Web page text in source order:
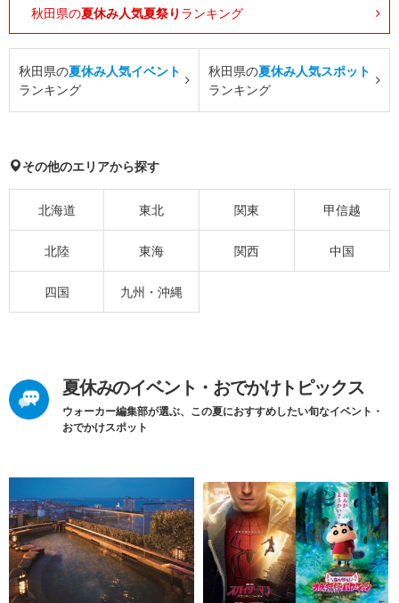
秋田県の夏休み人気夏祭り ランキング
秋田県の夏休み人気イベント
ランキング
秋田県の夏休み人気スポット
ランキング
その他のエリアから探す
北海道 東北 関東 甲信越
北陸 東海 関西 中国
四国 九州・沖縄
夏休みのイベント・おでかけトピックス
ウォーカー編集部が選ぶ、この夏におすすめしたい旬なイベント・
おでかけスポット